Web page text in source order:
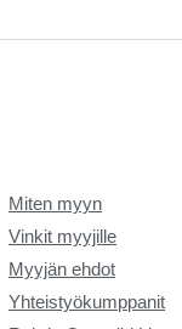
Miten myyn
Vinkit myyjille
Myyjän ehdot
Yhteistyökumppanit